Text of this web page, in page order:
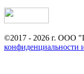
©2017 - 2026 г. ООО
конфиденциальности